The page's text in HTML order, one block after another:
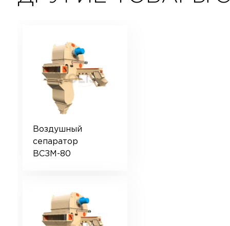
Воздушный
сепаратор
ВСЗМ-80